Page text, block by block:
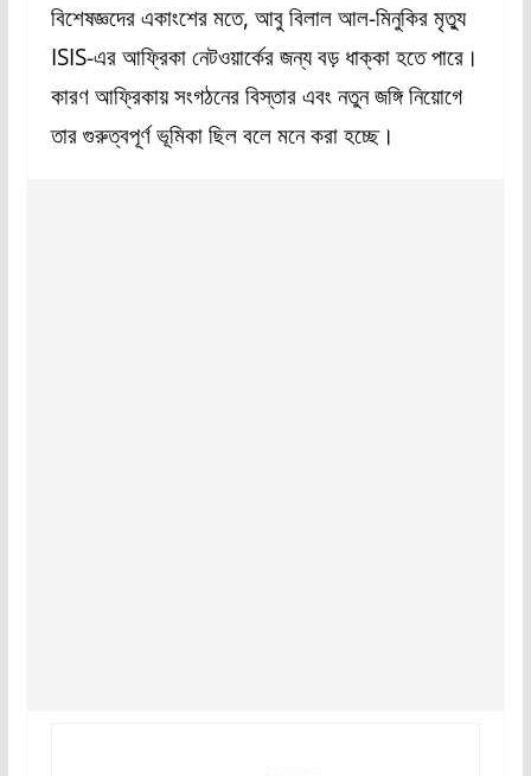
বিশেষজ্ঞদের একাংশের মতে, আবু বিলাল আল-মিনুকির মৃত্যু
ISIS-এর আফ্রিকা নেটওয়ার্কের জন্য বড় ধাক্কা হতে পারে।
কারণ আফ্রিকায় সংগঠনের বিস্তার এবং নতুন জঙ্গি নিয়োগে
তার গুরুত্বপূর্ণ ভূমিকা ছিল বলে মনে করা হচ্ছে।